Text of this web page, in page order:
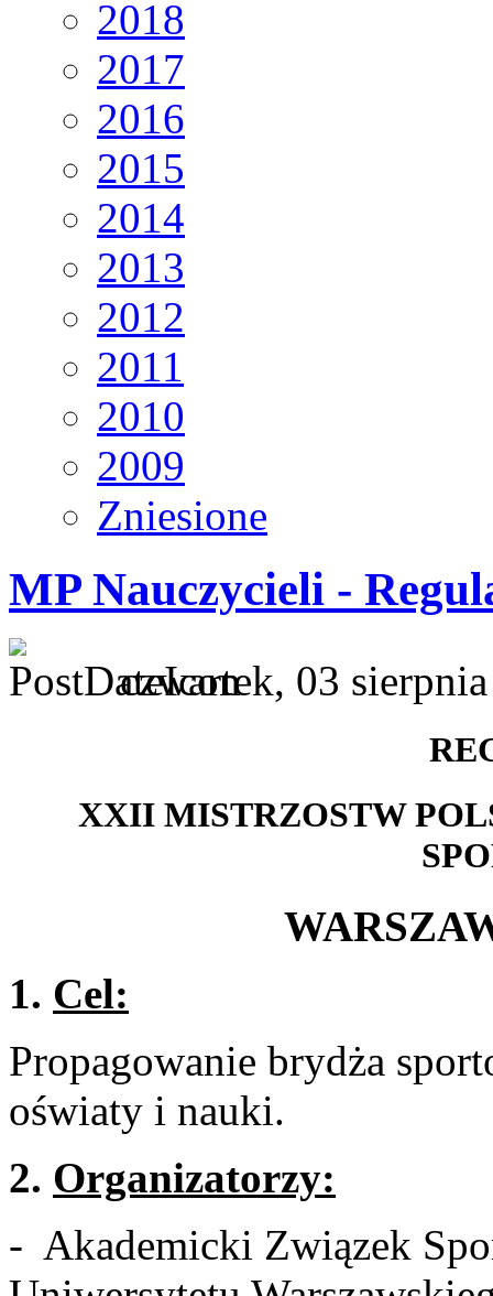
2018
2017
2016
2015
2014
2013
2012
2011
2010
2009
Zniesione
MP Nauczycieli -
czwartek, 03
XXII MISTRZOSTW
1. Cel:
Propagowanie brydża
oświaty i nauki.
2. Organizatorzy:
- Akademicki Związek